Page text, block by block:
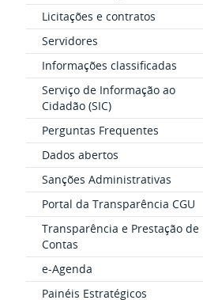
Licitações e contratos
Servidores
Informações classificadas
Serviço de Informação ao
Cidadão (SIC)
Perguntas Frequentes
Dados abertos
Sanções Administrativas
Portal da Transparência CGU
Transparência e Prestação de
Contas
e-Agenda
Painéis Estratégicos